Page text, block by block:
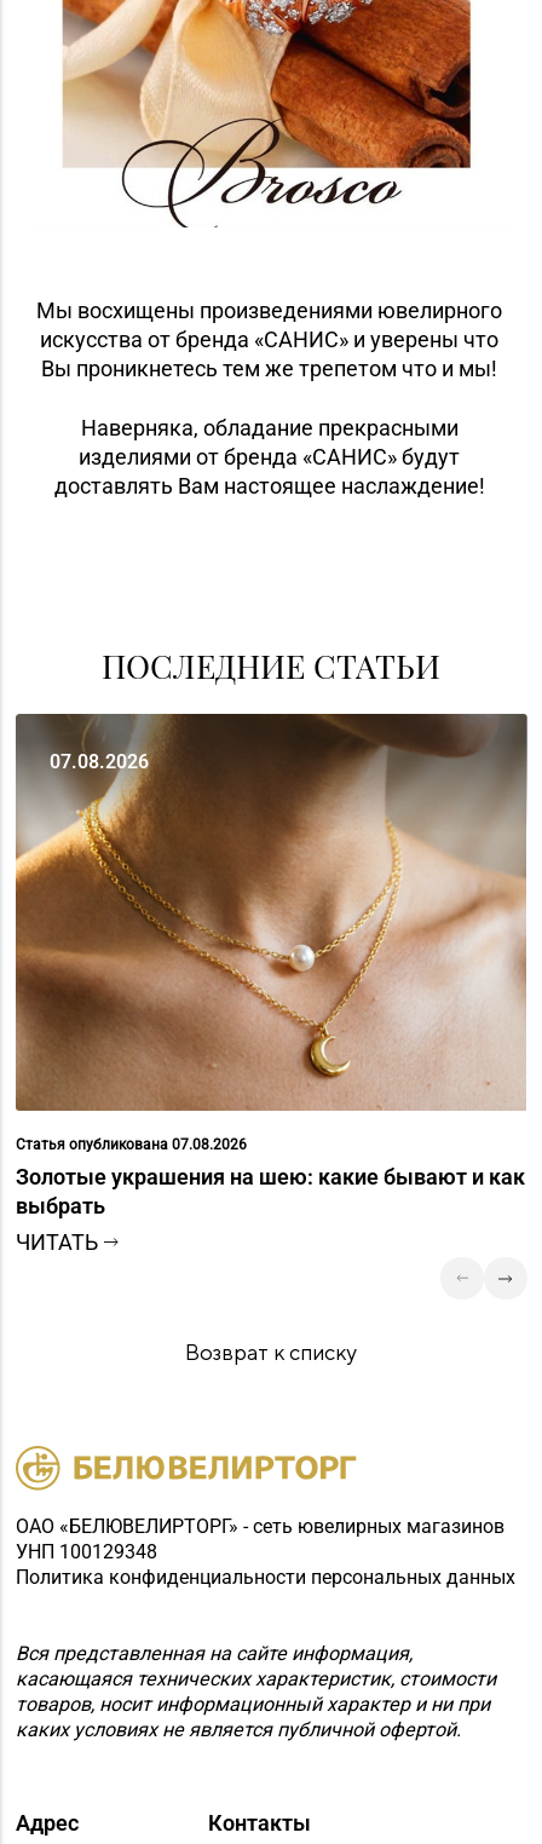
Мы восхищены произведениями ювелирного
искусства от бренда «САНИС» и уверены что
Вы проникнетесь тем же трепетом что и мы!
Наверняка, обладание прекрасными
изделиями от бренда «САНИС» будут
доставлять Вам настоящее наслаждение!
ПОСЛЕДНИЕ СТАТЬИ
07.08.2026
Статья опубликована 07.08.2026
Золотые украшения на шею: какие бывают и как
выбрать
ЧИТАТЬ
Возврат к списку
ОАО «БЕЛЮВЕЛИРТОРГ» - сеть ювелирных магазинов
УНП 100129348
Политика конфиденциальности персональных данных
Вся представленная на сайте информация,
касающаяся технических характеристик, стоимости
товаров, носит информационный характер и ни при
каких условиях не является публичной офертой.
Адрес Контакты